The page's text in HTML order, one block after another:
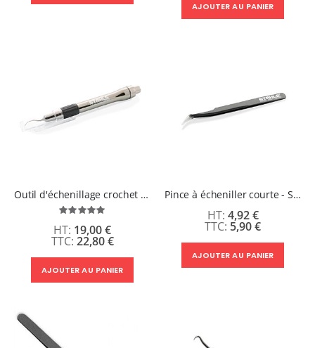
AJOUTER AU PANIER
Outil d'échenillage crochet avec éclairage LED
Évaluation:
22,80 €
19,00 €
AJOUTER AU PANIER
Pince à écheniller courte - Stahls
5,90 €
4,92 €
AJOUTER AU PANIER